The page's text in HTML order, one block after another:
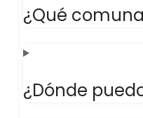
¿Qué
¿Dónde